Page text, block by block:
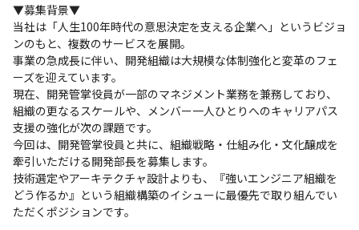
▼募集背景▼
当社は「人生100年時代の意思決定を支える企業へ」というビジョ
ンのもと、複数のサービスを展開。
事業の急成長に伴い、開発組織は大規模な体制強化と変革のフェ
ーズを迎えています。
現在、開発管掌役員が一部のマネジメント業務を兼務しており、
組織の更なるスケールや、メンバー一人ひとりへのキャリアパス
支援の強化が次の課題です。
今回は、開発管掌役員と共に、組織戦略・仕組み化・文化醸成を
牽引いただける開発部長を募集します。
技術選定やアーキテクチャ設計よりも、『強いエンジニア組織を
どう作るか』という組織構築のイシューに最優先で取り組んでい
ただくポジションです。